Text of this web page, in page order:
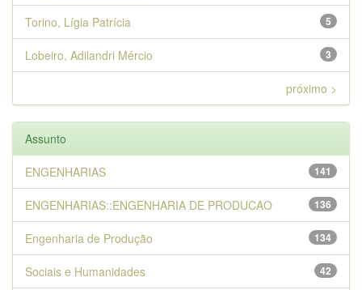
5
Torino, Lígia Patrícia
3
Lobeiro, Adilandri Mércio
próximo >
Assunto
141
ENGENHARIAS
136
ENGENHARIAS::ENGENHARIA DE PRODUCAO
134
Engenharia de Produção
42
Sociais e Humanidades